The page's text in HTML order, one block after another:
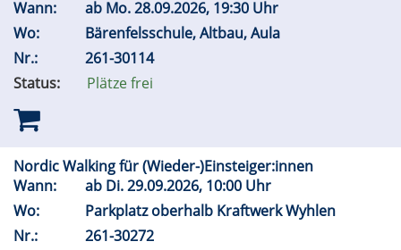
Wann:
ab Mo.28.09.2026, 19:30 Uhr
Wo:
Bärenfelsschule, Altbau, Aula
Nr.:
261-30114
Status:
Plätze frei
Nordic Walking für (Wieder-)Einsteiger:innen
Wann:
ab Di.29.09.2026, 10:00 Uhr
Wo:
Parkplatz oberhalb Kraftwerk Wyhlen
Nr.:
261-30272